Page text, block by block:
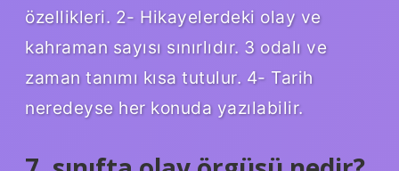
özellikleri. 2- Hikayelerdeki olay ve
kahraman sayısı sınırlıdır. 3 odalı ve
zaman tanımı kısa tutulur. 4- Tarih
neredeyse her konuda yazılabilir.